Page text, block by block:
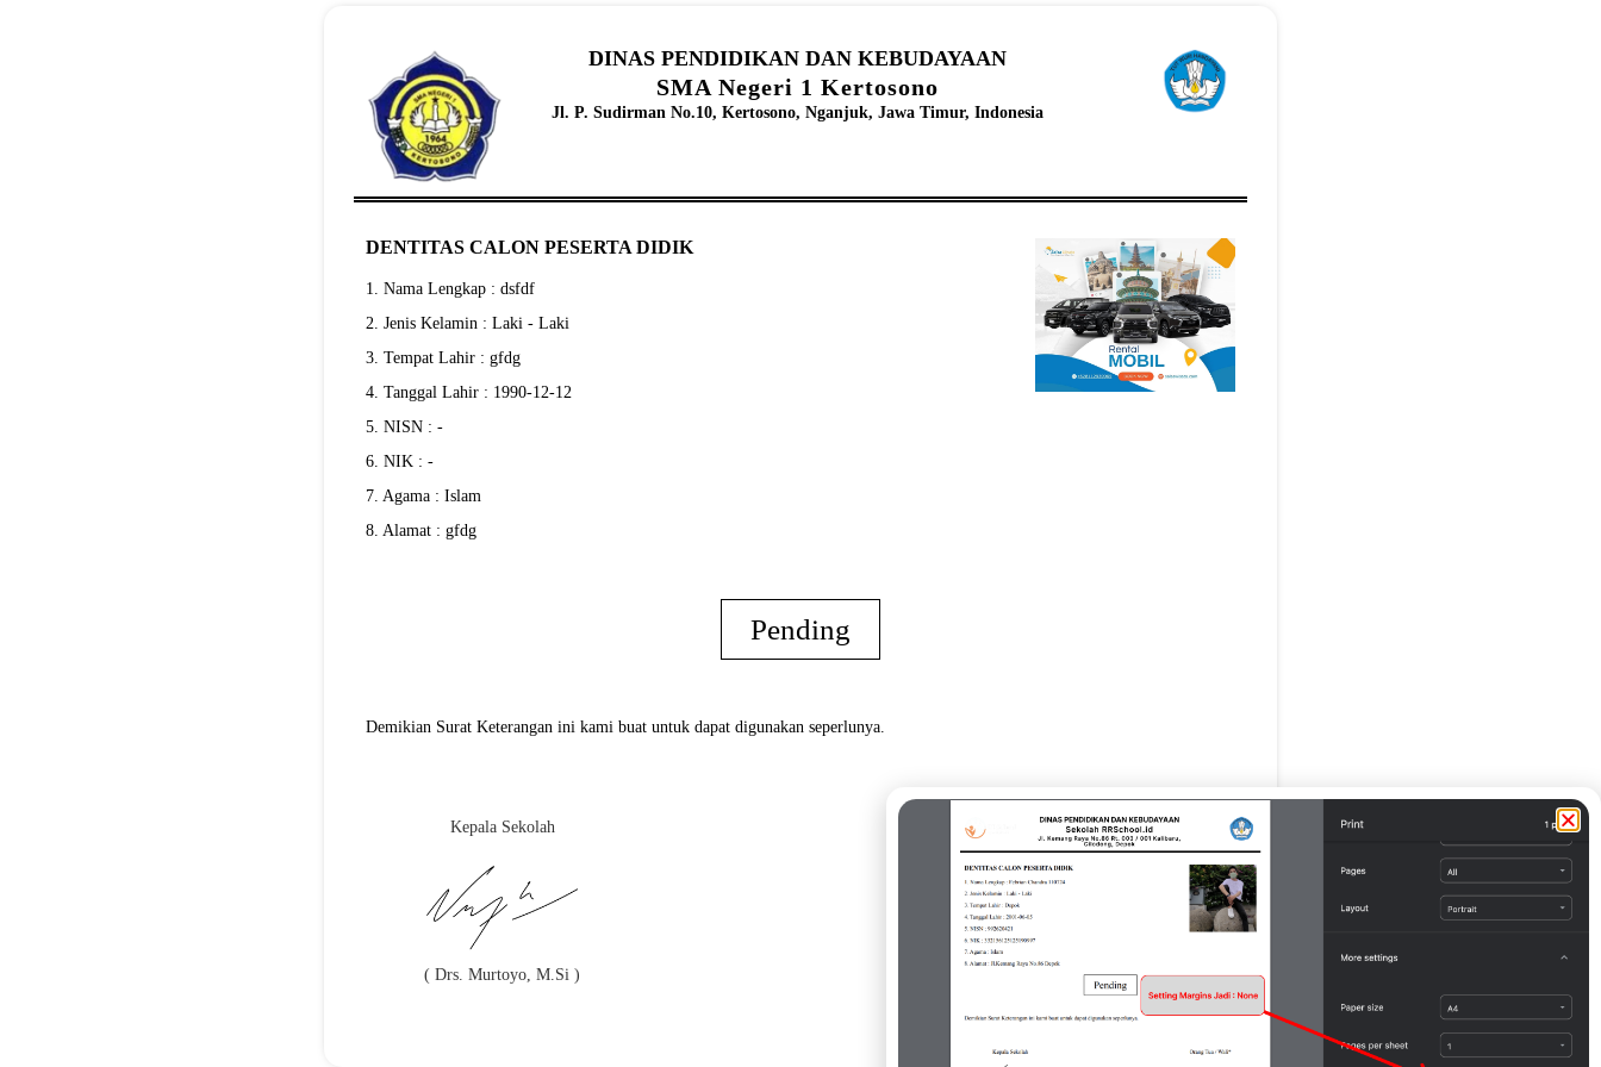
DINAS PENDIDIKAN DAN KEBUDAYAAN
SMA Negeri 1 Kertosono
Jl. P. Sudirman No.10, Kertosono, Nganjuk, Jawa Timur, Indonesia
DENTITAS CALON PESERTA DIDIK
1. Nama Lengkap : dsfdf
2. Jenis Kelamin : Laki - Laki
3. Tempat Lahir : gfdg
4. Tanggal Lahir : 1990-12-12
5. NISN : -
6. NIK : -
7. Agama : Islam
8. Alamat : gfdg
Pending
Demikian Surat Keterangan ini kami buat untuk dapat digunakan seperlunya.
Kepala Sekolah
( Drs. Murtoyo, M.Si )
Orang Tua / Wali*
( gffdg )